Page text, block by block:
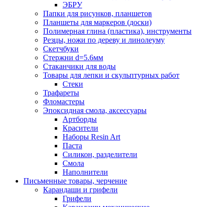
ЭБРУ
Папки для рисунков, планшетов
Планшеты для маркеров (доски)
Полимерная глина (пластика), инструменты
Резцы, ножи по дереву и линолеуму
Скетчбуки
Стержни d=5.6мм
Стаканчики для воды
Товары для лепки и скульптурных работ
Стеки
Трафареты
Фломастеры
Эпоксидная смола, аксессуары
Артборды
Красители
Наборы Resin Art
Паста
Силикон, разделители
Смола
Наполнители
Письменные товары, черчение
Карандаши и грифели
Грифели